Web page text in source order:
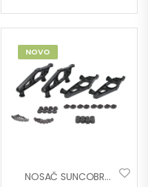
NOVO
NOSAČ SUNCOBRANA MAN TG-X USKI